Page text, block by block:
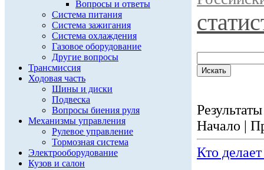
Вопросы и ответы
Система питания
Система зажигания
Система охлаждения
Газовое оборудование
Другие вопросы
Трансмиссия
Ходовая часть
Шины и диски
Подвеска
Вопросы биения руля
Механизмы управления
Рулевое управление
Тормозная система
Электрооборудование
Кузов и салон
Начало |
Кто